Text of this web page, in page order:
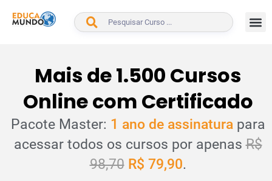
BUSCAR
Mais de 1.500 Cursos
Online com Certificado
Pacote Master: 1 ano de assinatura para
acessar todos os cursos por apenasR$
98,70 R$ 79,90.